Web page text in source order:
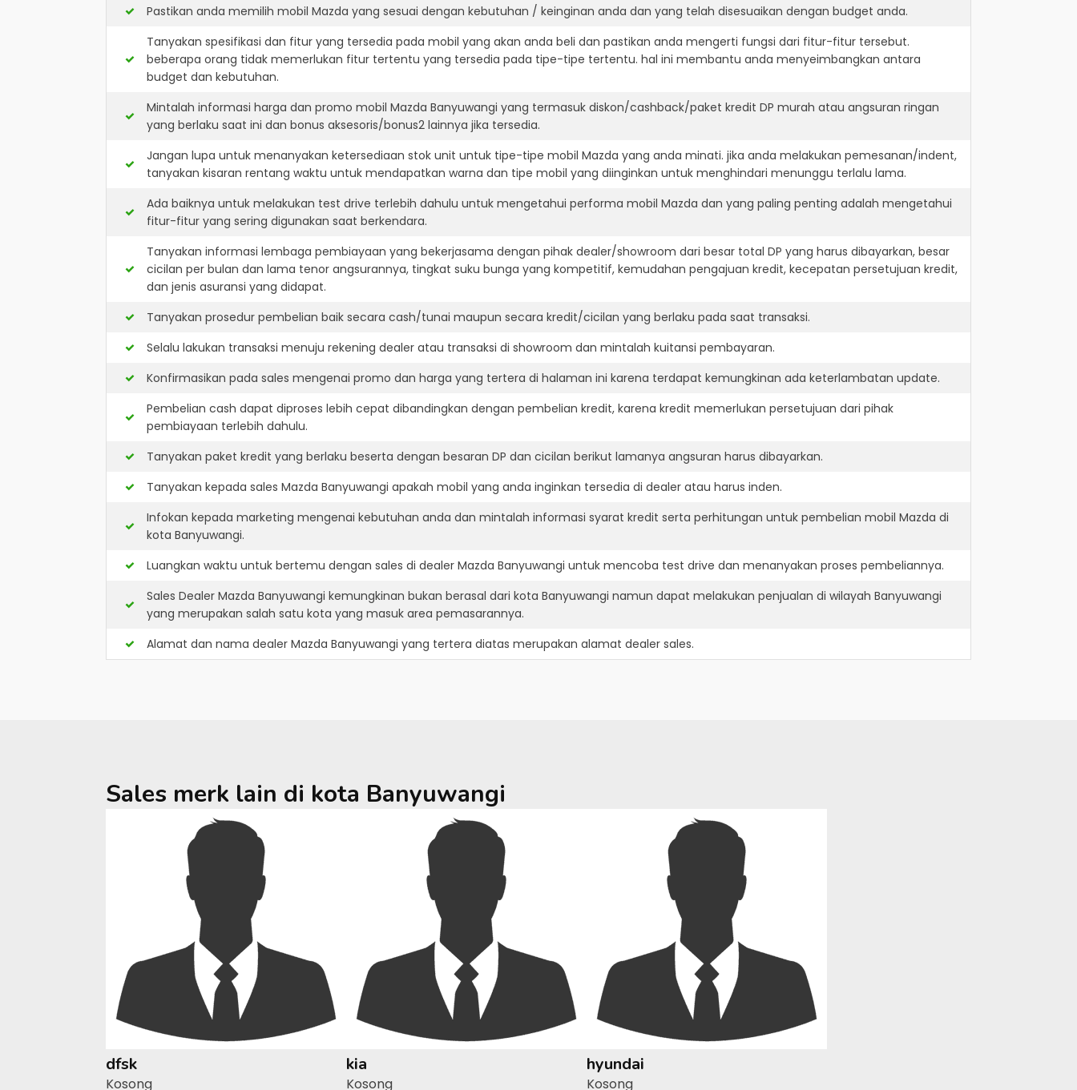
Pastikan anda memilih mobil Mazda yang sesuai dengan kebutuhan / keinginan anda dan yang telah disesuaikan dengan budget anda.
Tanyakan spesifikasi dan fitur yang tersedia pada mobil yang akan anda beli dan pastikan anda mengerti fungsi dari fitur-fitur tersebut.
beberapa orang tidak memerlukan fitur tertentu yang tersedia pada tipe-tipe tertentu. hal ini membantu anda menyeimbangkan antara
budget dan kebutuhan.
Mintalah informasi harga dan promo mobil Mazda Banyuwangi yang termasuk diskon/cashback/paket kredit DP murah atau angsuran ringan
yang berlaku saat ini dan bonus aksesoris/bonus2 lainnya jika tersedia.
Jangan lupa untuk menanyakan ketersediaan stok unit untuk tipe-tipe mobil Mazda yang anda minati. jika anda melakukan pemesanan/indent,
tanyakan kisaran rentang waktu untuk mendapatkan warna dan tipe mobil yang diinginkan untuk menghindari menunggu terlalu lama.
Ada baiknya untuk melakukan test drive terlebih dahulu untuk mengetahui performa mobil Mazda dan yang paling penting adalah mengetahui
fitur-fitur yang sering digunakan saat berkendara.
Tanyakan informasi lembaga pembiayaan yang bekerjasama dengan pihak dealer/showroom dari besar total DP yang harus dibayarkan, besar
cicilan per bulan dan lama tenor angsurannya, tingkat suku bunga yang kompetitif, kemudahan pengajuan kredit, kecepatan persetujuan kredit,
dan jenis asuransi yang didapat.
Tanyakan prosedur pembelian baik secara cash/tunai maupun secara kredit/cicilan yang berlaku pada saat transaksi.
Selalu lakukan transaksi menuju rekening dealer atau transaksi di showroom dan mintalah kuitansi pembayaran.
Konfirmasikan pada sales mengenai promo dan harga yang tertera di halaman ini karena terdapat kemungkinan ada keterlambatan update.
Pembelian cash dapat diproses lebih cepat dibandingkan dengan pembelian kredit, karena kredit memerlukan persetujuan dari pihak
pembiayaan terlebih dahulu.
Tanyakan paket kredit yang berlaku beserta dengan besaran DP dan cicilan berikut lamanya angsuran harus dibayarkan.
Tanyakan kepada sales Mazda Banyuwangi apakah mobil yang anda inginkan tersedia di dealer atau harus inden.
Infokan kepada marketing mengenai kebutuhan anda dan mintalah informasi syarat kredit serta perhitungan untuk pembelian mobil Mazda di
kota Banyuwangi.
Luangkan waktu untuk bertemu dengan sales di dealer Mazda Banyuwangi untuk mencoba test drive dan menanyakan proses pembeliannya.
Sales Dealer Mazda Banyuwangi kemungkinan bukan berasal dari kota Banyuwangi namun dapat melakukan penjualan di wilayah Banyuwangi
yang merupakan salah satu kota yang masuk area pemasarannya.
Alamat dan nama dealer Mazda Banyuwangi yang tertera diatas merupakan alamat dealer sales.
Sales merk lain di kota Banyuwangi
dfsk
Kosong
kia
Kosong
hyundai
Kosong